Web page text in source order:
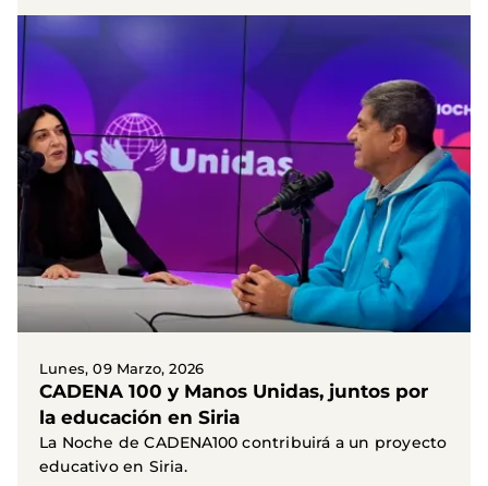
Lunes, 09 Marzo, 2026
CADENA 100 y Manos Unidas, juntos por
la educación en Siria
La Noche de CADENA100 contribuirá a un proyecto
educativo en Siria.